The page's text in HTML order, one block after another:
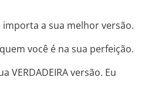
importa a sua melhor versão.
você é na sua perfeição.
VERDADEIRA versão. Eu